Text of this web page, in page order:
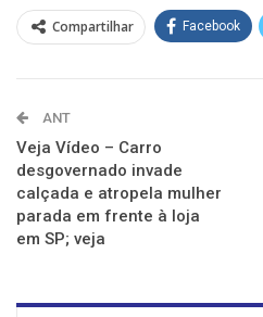
Compartilhar Facebook
ANT
Veja Vídeo – Carro
desgovernado invade
calçada e atropela mulher
parada em frente à loja
em SP; veja